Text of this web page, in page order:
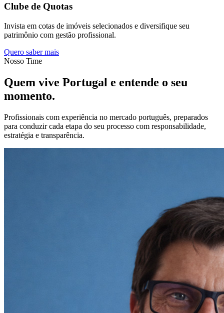
Clube de Quotas
Invista em cotas de imóveis selecionados e diversifique seu
patrimônio com gestão profissional.
Quero saber mais
Nosso Time
Quem vive Portugal e entende o seu
momento.
Profissionais com experiência no mercado português, preparados
para conduzir cada etapa do seu processo com responsabilidade,
estratégia e transparência.